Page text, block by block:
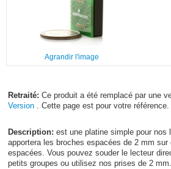
Agrandir l'image
Retraité: Ce produit a été remplacé par une
Version . Cette page est pour votre référence.
Description: est une platine simple pour nos
apportera les broches espacées de 2 mm sur
espacées. Vous pouvez souder le lecteur
petits groupes ou utilisez nos prises de 2 mm.